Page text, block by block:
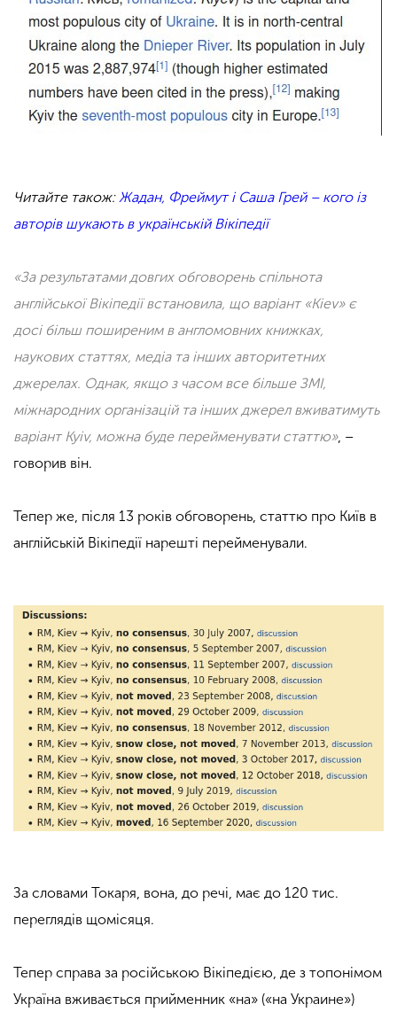
Читайте також:Жадан, Фреймут і Саша Грей – кого із
авторів шукають в українській Вікіпедії
«За результатами довгих обговорень спільнота
англійської Вікіпедії встановила, що варіант «Kiev» є
досі більш поширеним в англомовних книжках,
наукових статтях, медіа та інших авторитетних
джерелах. Однак, якщо з часом все більше ЗМІ,
міжнародних організацій та інших джерел вживатимуть
варіант Kyiv, можна буде перейменувати статтю», –
говорив він.
Тепер же, після 13 років обговорень, статтю про Київ в
англійській Вікіпедії нарешті перейменували.
За словами Токаря, вона, до речі, має до 120 тис.
переглядів щомісяця.
Тепер справа за російською Вікіпедією, де з топонімом
Україна вживається прийменник «на» («на Украине»)